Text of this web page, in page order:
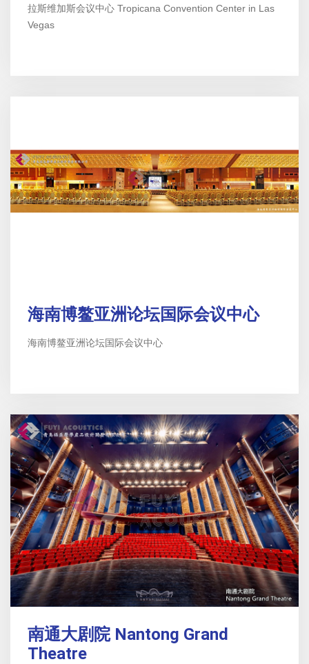
拉斯维加斯会议中心 Tropicana Convention Center in Las
Vegas
海南博鳌亚洲论坛国际会议中心
海南博鳌亚洲论坛国际会议中心
南通大剧院 Nantong Grand
Theatre